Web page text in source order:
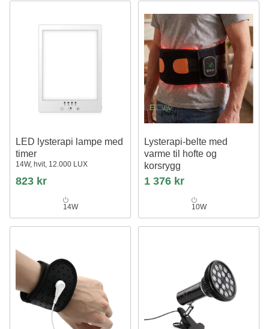
LED lysterapi lampe med
timer
14W, hvit, 12.000 LUX
823 kr
14W
Lysterapi-belte med
varme til hofte og
korsrygg
Infrarød, 25x120cm, 10W, med
batteri
1 376 kr
10W